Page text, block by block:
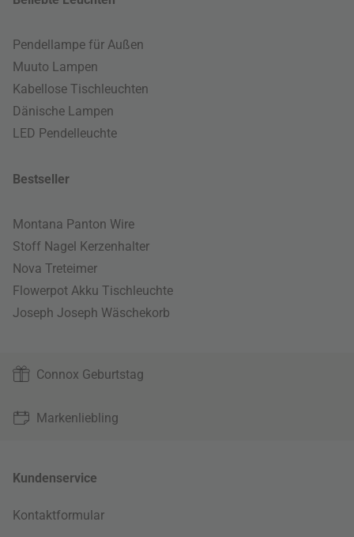
Pendellampe für Außen
Muuto Lampen
Kabellose Tischleuchten
Dänische Lampen
LED Pendelleuchte
Bestseller
Montana Panton Wire
Stoff Nagel Kerzenhalter
Nova Treteimer
Flowerpot Akku Tischleuchte
Joseph Joseph Wäschekorb
Connox Geburtstag
Markenliebling
Kundenservice
Kontaktformular